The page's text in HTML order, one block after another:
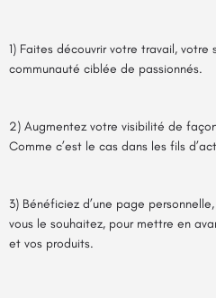
1) Faites découvrir votre travail,
communauté ciblée de passionnés.
2) Augmentez votre visibilité de
Comme c’est le cas dans les fils
3) Bénéficiez d’une page
vous le souhaitez, pour mettre en
et vos produits.